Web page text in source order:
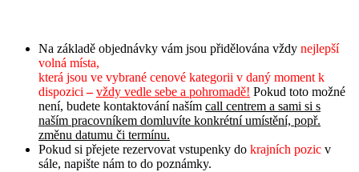
Na základě objednávky vám jsou přidělována vždy nejlepší
volná místa,
která jsou ve vybrané cenové kategorii v daný moment k
dispozici– vždy vedle sebe a pohromadě! Pokud toto možné
není, budete kontaktování naším call centrem a sami si s
naším pracovníkem domluvíte konkrétní umístění, popř.
změnu datumu či termínu.
Pokud si přejete rezervovat vstupenky do krajních pozic v
sále, napište nám to do poznámky.